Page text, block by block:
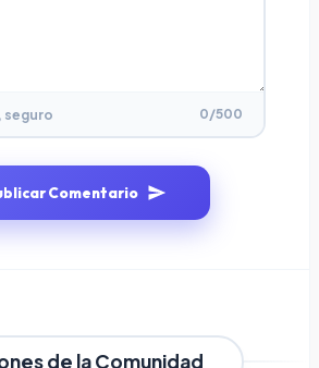
seguro 0/500
Comentario
de la Comunidad